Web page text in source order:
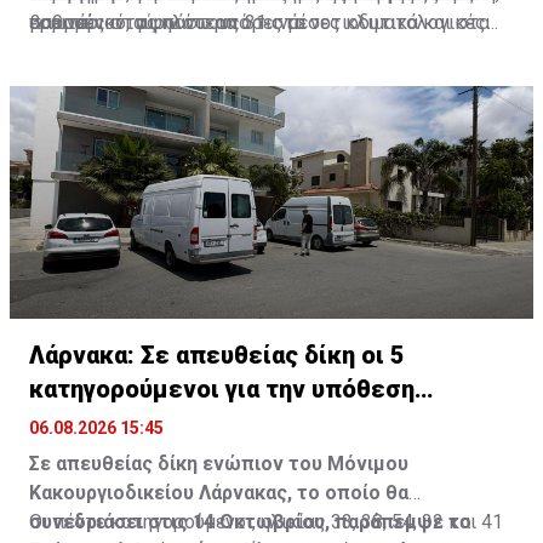
βαθμούς στα ψηλότερα ορεινά.
εσωτερικό, γύρω στους 31 στα νοτιοδυτικά και στα
και στους 30 βαθμούς στα ψηλότερα ορεινά.
ορεινά.
παραμένοντας πάνω από τις μέσες κλιματολογικές
Λάρνακα: Σε απευθείας δίκη οι 5
κατηγορούμενοι για την υπόθεση
τρομοκρατίας
06.08.2026 15:45
Σε απευθείας δίκη ενώπιον του Μόνιμου
Κακουργιοδικείου Λάρνακας, το οποίο θα
συνεδριάσει στις 14 Οκτωβρίου, παράπεμψε το
Οι πέντε κατηγορούμενοι, ηλικίας 33, 38, 54, 32 και 41